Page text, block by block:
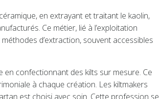
en extrayant et traitant le kaolin,
Ce métier, lié à l’exploitation
d’extraction, souvent accessibles
confectionnant des kilts sur mesure. Ce
à chaque création. Les kiltmakers
est choisi avec soin. Cette profession se